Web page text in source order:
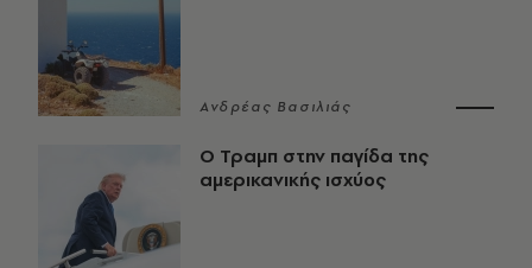
Ανδρέας Βασιλιάς
Ο Τραμπ στην παγίδα της
αμερικανικής ισχύος